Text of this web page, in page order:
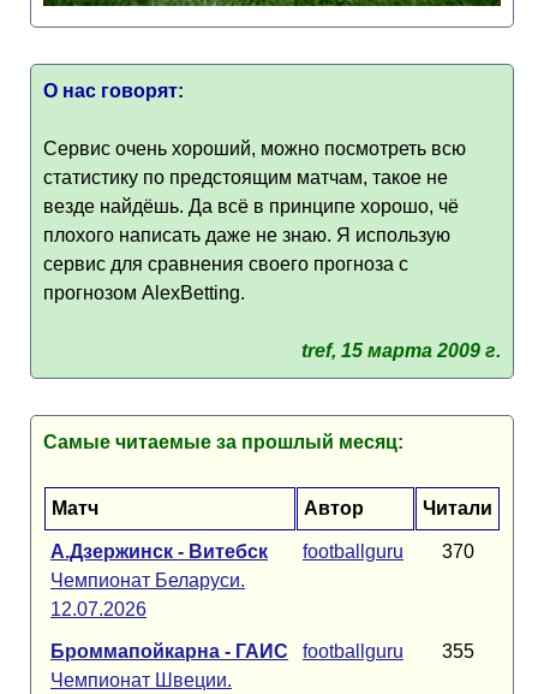
О нас говорят:
Сервис очень хороший, можно посмотреть всю
статистику по предстоящим матчам, такое не
везде найдёшь. Да всё в принципе хорошо, чё
плохого написать даже не знаю. Я использую
сервис для сравнения своего прогноза с
прогнозом AlexBetting.
tref, 15 марта 2009 г.
Самые читаемые за прошлый месяц:
Матч Автор Читали
А.Дзержинск - Витебск
Чемпионат Беларуси.
12.07.2026
footballguru 370
Броммапойкарна - ГАИС
Чемпионат Швеции.
footballguru 355